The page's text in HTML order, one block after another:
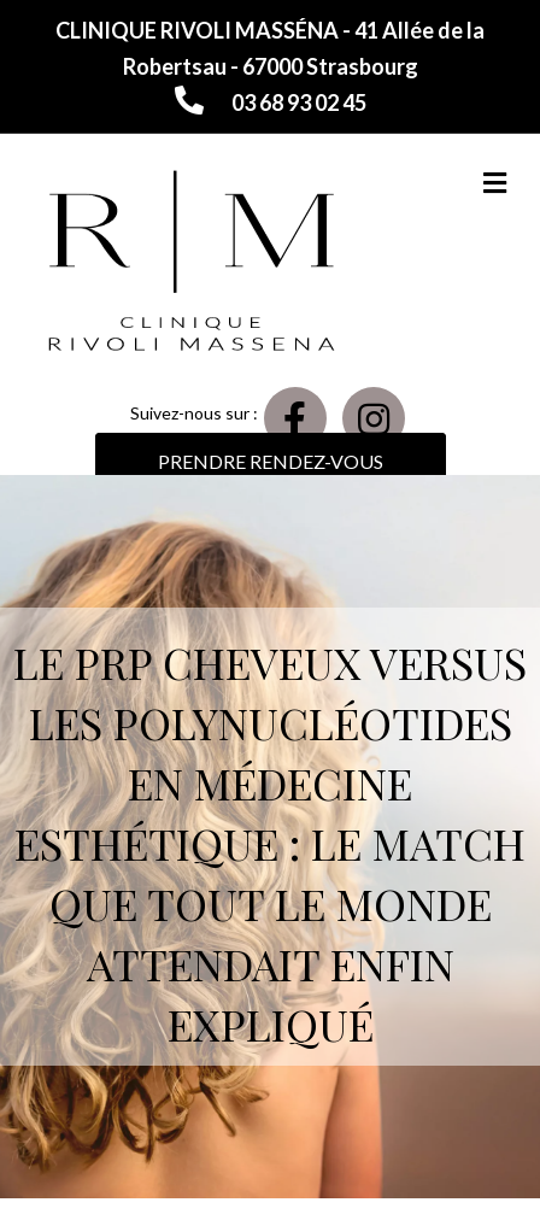
CLINIQUE RIVOLI MASSÉNA - 41 Allée de la
Robertsau - 67000 Strasbourg
03 68 93 02 45
Suivez-nous sur :
PRENDRE RENDEZ-VOUS
LE PRP CHEVEUX VERSUS
LES POLYNUCLÉOTIDES
EN MÉDECINE
ESTHÉTIQUE : LE MATCH
QUE TOUT LE MONDE
ATTENDAIT ENFIN
EXPLIQUÉ